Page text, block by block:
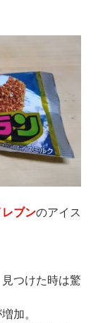
ブンのアイス
つけた時は驚
加。